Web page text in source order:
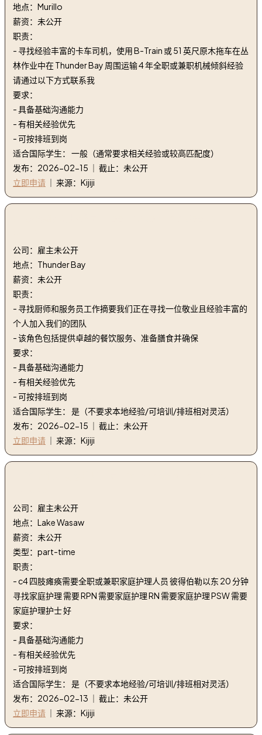
地点：Murillo
薪资：未公开
职责：
- 寻找经验丰富的卡车司机，使用 B-Train 或 51 英尺原木拖车在丛
林作业中在 Thunder Bay 周围运输 4 年全职或兼职机械倾斜经验
请通过以下方式联系我
要求：
- 具备基础沟通能力
- 有相关经验优先
- 可按排班到岗
适合国际学生： 一般（通常要求相关经验或较高匹配度）
发布：2026-02-15 ｜ 截止：未公开
立即申请 ｜ 来源：Kijiji
公司：雇主未公开
地点：Thunder Bay
薪资：未公开
职责：
- 寻找厨师和服务员工作摘要我们正在寻找一位敬业且经验丰富的
个人加入我们的团队
- 该角色包括提供卓越的餐饮服务、准备膳食并确保
要求：
- 具备基础沟通能力
- 有相关经验优先
- 可按排班到岗
适合国际学生： 是（不要求本地经验/可培训/排班相对灵活）
发布：2026-02-15 ｜ 截止：未公开
立即申请 ｜ 来源：Kijiji
公司：雇主未公开
地点：Lake Wasaw
薪资：未公开
类型：part-time
职责：
- c4 四肢瘫痪需要全职或兼职家庭护理人员 彼得伯勒以东 20 分钟
寻找家庭护理 需要 RPN 需要家庭护理 RN 需要家庭护理 PSW 需要
家庭护理护士 好
要求：
- 具备基础沟通能力
- 有相关经验优先
- 可按排班到岗
适合国际学生： 是（不要求本地经验/可培训/排班相对灵活）
发布：2026-02-13 ｜ 截止：未公开
立即申请 ｜ 来源：Kijiji